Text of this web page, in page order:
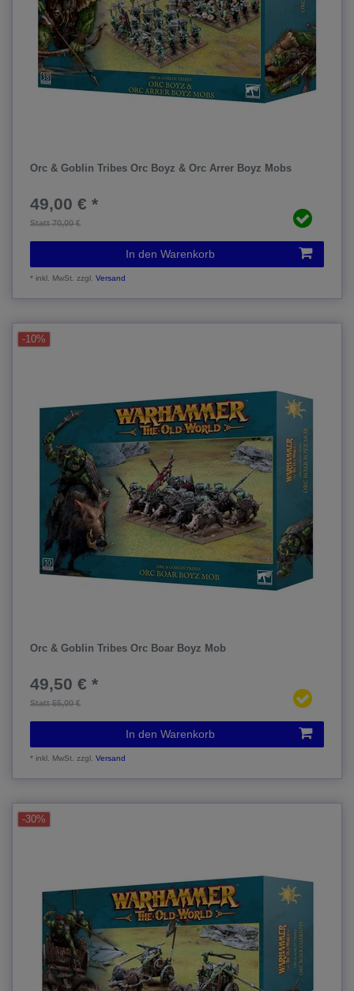
Orc & Goblin Tribes Orc Boyz & Orc Arrer Boyz Mobs
Statt 70,00 €
49,00 € *
In den Warenkorb
*inkl. MwSt. zzgl.Versand
-10%
Orc & Goblin Tribes Orc Boar Boyz Mob
Statt 55,00 €
49,50 € *
In den Warenkorb
*inkl. MwSt. zzgl.Versand
-30%